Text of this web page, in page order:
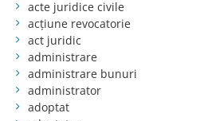
acte juridice civile
acțiune revocatorie
act juridic
administrare
administrare bunuri
administrator
adoptat